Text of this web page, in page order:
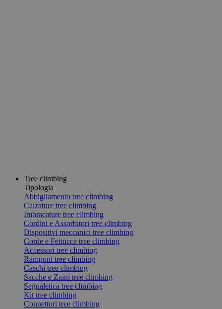
Tree climbing
Tipologia
Abbigliamento tree climbing
Calzature tree climbing
Imbracature tree climbing
Cordini e Assorbitori tree climbing
Dispositivi meccanici tree climbing
Corde e Fettucce tree climbing
Accessori tree climbing
Ramponi tree climbing
Caschi tree climbing
Sacche e Zaini tree climbing
Segnaletica tree climbing
Kit tree climbing
Connettori tree climbing